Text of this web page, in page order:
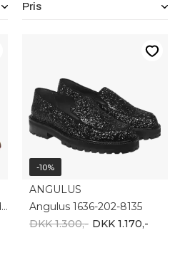
Pris
Angulus Soft hand-braided ballerina 1698-101-3614
-10%
ANGULUS
Angulus 1636-202-8135
DKK 1.300,- DKK 1.170,-